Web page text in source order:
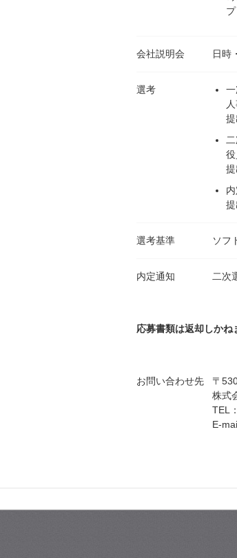
会社説明会 日時
選考
選考基準 ソフ
内定通知 二次
応募書類は返却しかね
お問い合わせ先
〒
株式
TEL
E-